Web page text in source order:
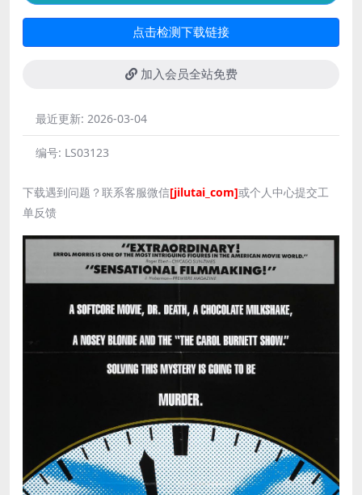
点击检测下载链接
加入会员全站免费
最近更新: 2026-03-04
编号: LS03123
下载遇到问题？联系客服微信[jilutai_com]或个人中心提交工
单反馈